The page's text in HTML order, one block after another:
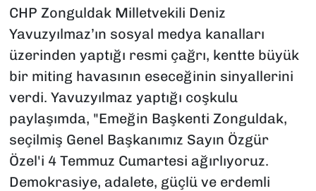
CHP Zonguldak Milletvekili Deniz
Yavuzyılmaz’ın sosyal medya kanalları
üzerinden yaptığı resmi çağrı, kentte büyük
bir miting havasının eseceğinin sinyallerini
verdi. Yavuzyılmaz yaptığı coşkulu
paylaşımda, "Emeğin Başkenti Zonguldak,
seçilmiş Genel Başkanımız Sayın Özgür
Özel'i 4 Temmuz Cumartesi ağırlıyoruz.
Demokrasiye, adalete, güçlü ve erdemli